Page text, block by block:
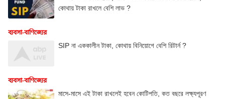
কোথায় টাকা রাখলে বেশি লাভ ?
ব্যবসা-বাণিজ্যের
SIP না এককালীন টাকা, কোথায় বিনিয়োগে বেশি রিটার্ন ?
ব্যবসা-বাণিজ্যের
মাসে-মাসে এই টাকা রাখলেই হবেন কোটিপতি, কত বছরে লক্ষ্যপূরণ